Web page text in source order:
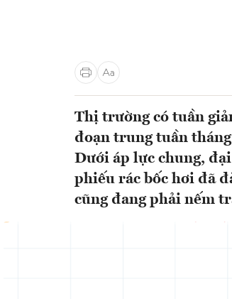
Thị trường có tuần
đoạn trung tuần
Dưới áp lực chung,
phiếu rác bốc hơi đã
cũng đang phải nếm